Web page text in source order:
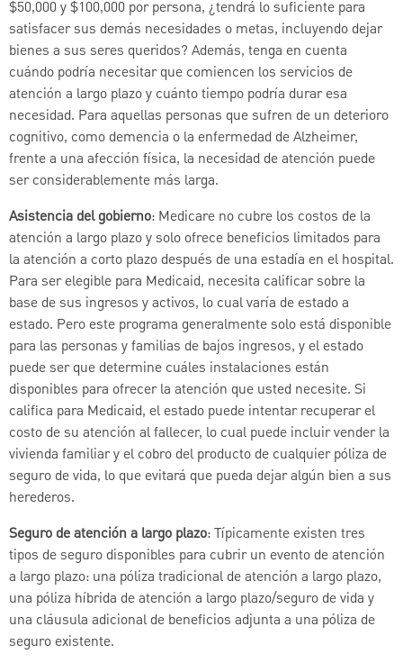
$50,000 y $100,000 por persona, ¿tendrá lo suficiente para
satisfacer sus demás necesidades o metas, incluyendo dejar
bienes a sus seres queridos? Además, tenga en cuenta
cuándo podría necesitar que comiencen los servicios de
atención a largo plazo y cuánto tiempo podría durar esa
necesidad. Para aquellas personas que sufren de un deterioro
cognitivo, como demencia o la enfermedad de Alzheimer,
frente a una afección física, la necesidad de atención puede
ser considerablemente más larga.
Asistencia del gobierno: Medicare no cubre los costos de la
atención a largo plazo y solo ofrece beneficios limitados para
la atención a corto plazo después de una estadía en el hospital.
Para ser elegible para Medicaid, necesita calificar sobre la
base de sus ingresos y activos, lo cual varía de estado a
estado. Pero este programa generalmente solo está disponible
para las personas y familias de bajos ingresos, y el estado
puede ser que determine cuáles instalaciones están
disponibles para ofrecer la atención que usted necesite. Si
califica para Medicaid, el estado puede intentar recuperar el
costo de su atención al fallecer, lo cual puede incluir vender la
vivienda familiar y el cobro del producto de cualquier póliza de
seguro de vida, lo que evitará que pueda dejar algún bien a sus
herederos.
Seguro de atención a largo plazo: Típicamente existen tres
tipos de seguro disponibles para cubrir un evento de atención
a largo plazo: una póliza tradicional de atención a largo plazo,
una póliza híbrida de atención a largo plazo/seguro de vida y
una cláusula adicional de beneficios adjunta a una póliza de
seguro existente.